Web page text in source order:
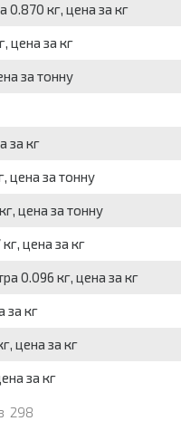
кг, цена за кг
цена за кг
за тонну
за кг
цена за тонну
цена за тонну
цена за кг
0.096 кг, цена за кг
за кг
цена за кг
за кг
298